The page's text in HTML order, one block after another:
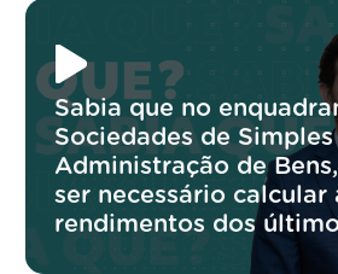
Sabia que no
Sociedades de Simples
Administração de
ser necessário calcular
rendimentos dos